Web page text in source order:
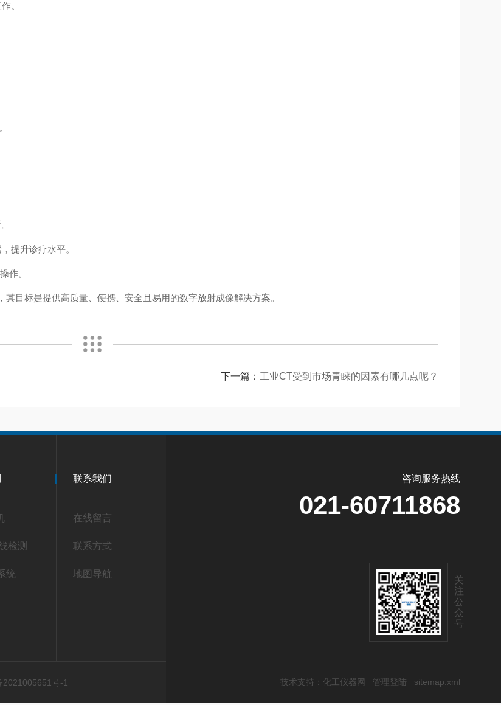
。
提升诊疗水平。
作。
目标是提供高质量、便携、安全且易用的数字放射成像解决方案。
下一篇： 工业CT受到市场青睐的因素有哪几点呢？
检测
统
联系我们
在线留言
联系方式
地图导航
咨询服务热线
021-60711868
关
注
公
众
号
2021005651号-1 技术支持： 化工仪器网 管理登陆 sitemap.xml